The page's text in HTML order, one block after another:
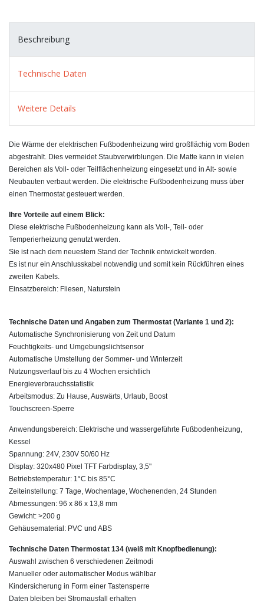
Beschreibung
Technische Daten
Weitere Details
Die Wärme der elektrischen Fußbodenheizung wird großflächig vom Boden
abgestrahlt. Dies vermeidet Staubverwirblungen. Die Matte kann in vielen
Bereichen als Voll- oder Teilflächenheizung eingesetzt und in Alt- sowie
Neubauten verbaut werden. Die elektrische Fußbodenheizung muss über
einen Thermostat gesteuert werden.
Ihre Vorteile auf einem Blick:
Diese elektrische Fußbodenheizung kann als Voll-, Teil- oder
Temperierheizung genutzt werden.
Sie ist nach dem neuestem Stand der Technik entwickelt worden.
Es ist nur ein Anschlusskabel notwendig und somit kein Rückführen eines
zweiten Kabels.
Einsatzbereich: Fliesen, Naturstein
Technische Daten und Angaben zum Thermostat (Variante 1 und 2):
Automatische Synchronisierung von Zeit und Datum
Feuchtigkeits- und Umgebungslichtsensor
Automatische Umstellung der Sommer- und Winterzeit
Nutzungsverlauf bis zu 4 Wochen ersichtlich
Energieverbrauchsstatistik
Arbeitsmodus: Zu Hause, Auswärts, Urlaub, Boost
Touchscreen-Sperre
Anwendungsbereich: Elektrische und wassergeführte Fußbodenheizung,
Kessel
Spannung: 24V, 230V 50/60 Hz
Display: 320x480 Pixel TFT Farbdisplay, 3,5"
Betriebstemperatur: 1°C bis 85°C
Zeiteinstellung: 7 Tage, Wochentage, Wochenenden, 24 Stunden
Abmessungen: 96 x 86 x 13,8 mm
Gewicht: >200 g
Gehäusematerial: PVC und ABS
Technische Daten Thermostat 134 (weiß mit Knopfbedienung):
Auswahl zwischen 6 verschiedenen Zeitmodi
Manueller oder automatischer Modus wählbar
Kindersicherung in Form einer Tastensperre
Daten bleiben bei Stromausfall erhalten